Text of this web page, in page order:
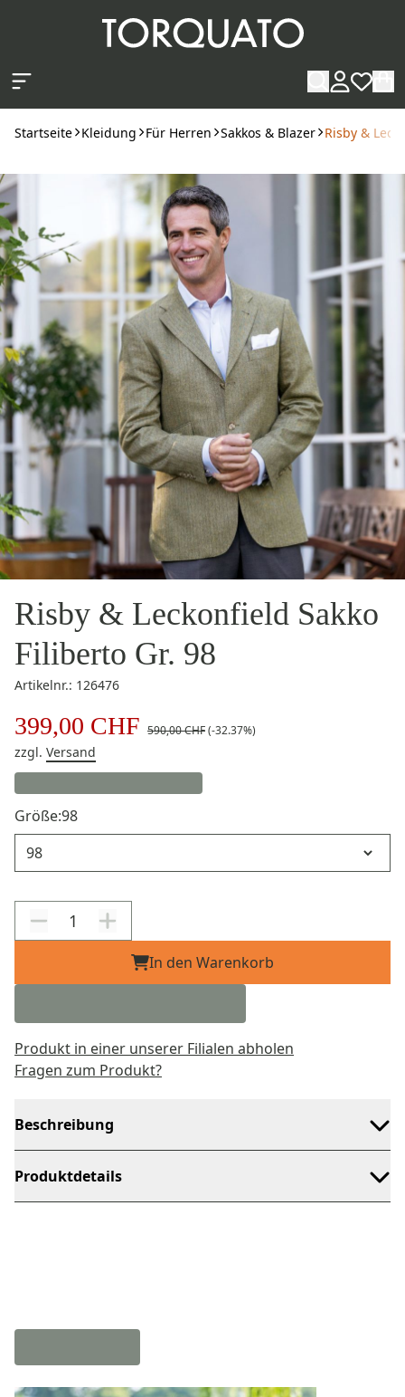
Startseite Kleidung Für Herren Sakkos & Blazer Risby &
Risby & Leckonfield Sakko
Filiberto Gr. 98
Artikelnr.: 126476
399,00 CHF 590,00 CHF(-32.37%)
zzgl. Versand
Größe:98
In den Warenkorb
Produkt in einer unserer Filialen abholen
Fragen zum Produkt?
Beschreibung
Produktdetails